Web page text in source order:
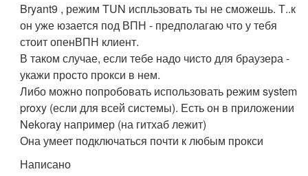
Bryant9 , режим TUN испльзовать ты не сможешь. Т..к
он уже юзается под ВПН - предполагаю что у тебя
стоит опенВПН клиент.
В таком случае, если тебе надо чисто для браузера -
укажи просто прокси в нем.
Либо можно попробовать использовать режим system
proxy (если для всей системы). Есть он в приложении
Nekoray например (на гитхаб лежит)
Она умеет подключаться почти к любым прокси
Написано